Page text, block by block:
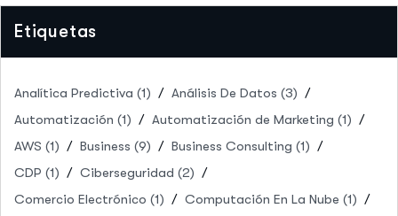
Etiquetas
Analítica Predictiva (1) Análisis De Datos (3)
Automatización (1) Automatización de Marketing (1)
AWS (1) Business (9) Business Consulting (1)
CDP (1) Ciberseguridad (2)
Comercio Electrónico (1) Computación En La Nube (1)